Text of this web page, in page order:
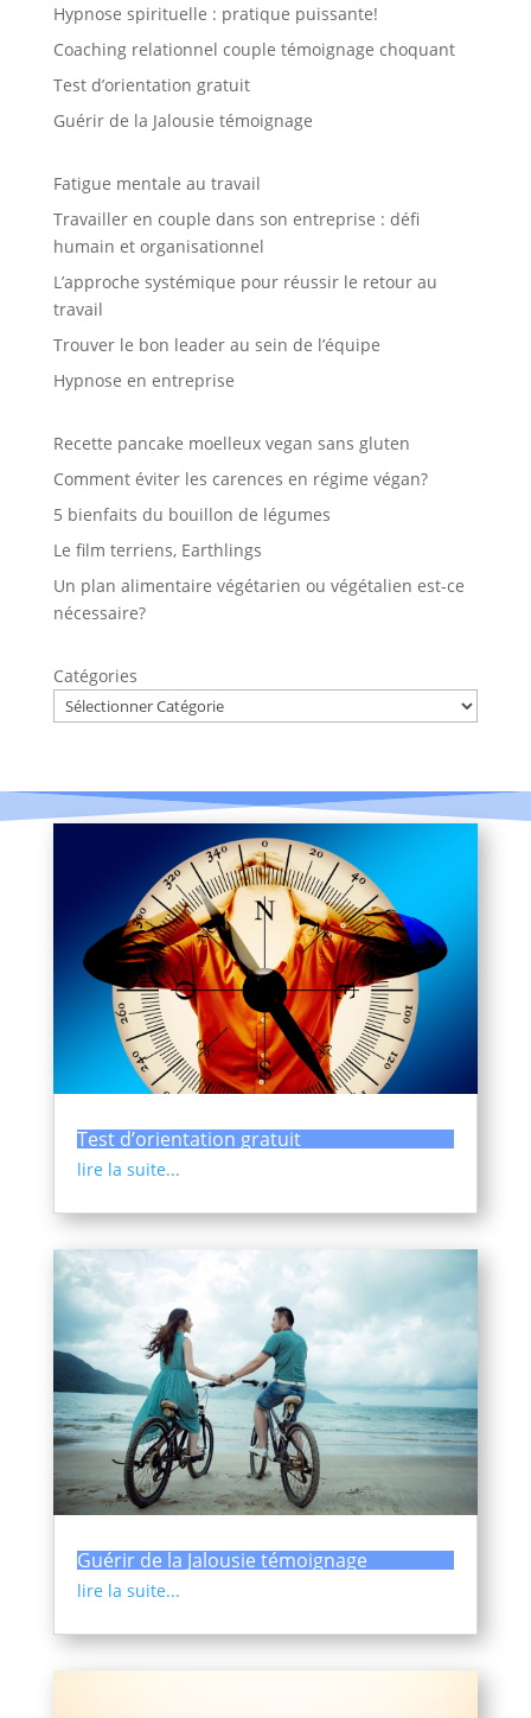
Hypnose spirituelle : pratique puissante!
Coaching relationnel couple témoignage choquant
Test d’orientation gratuit
Guérir de la Jalousie témoignage
Fatigue mentale au travail
Travailler en couple dans son entreprise : défi
humain et organisationnel
L’approche systémique pour réussir le retour au
travail
Trouver le bon leader au sein de l’équipe
Hypnose en entreprise
Recette pancake moelleux vegan sans gluten
Comment éviter les carences en régime végan?
5 bienfaits du bouillon de légumes
Le film terriens, Earthlings
Un plan alimentaire végétarien ou végétalien est-ce
nécessaire?
Catégories
Test d’orientation gratuit
lire la suite...
Guérir de la Jalousie témoignage
lire la suite...